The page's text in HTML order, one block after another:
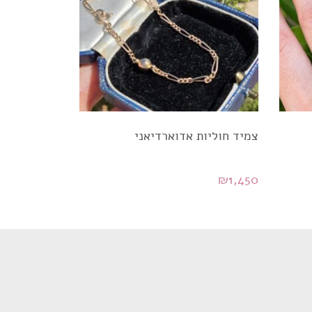
צמיד חוליות אדוארדיאני
₪1,450